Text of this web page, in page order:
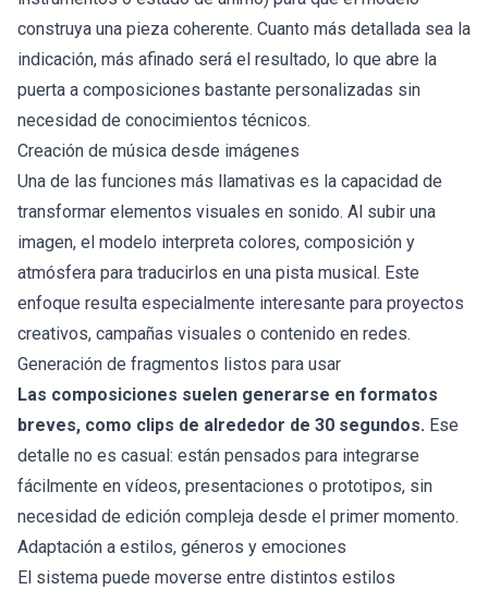
construya una pieza coherente. Cuanto más detallada sea la
indicación, más afinado será el resultado, lo que abre la
puerta a composiciones bastante personalizadas sin
necesidad de conocimientos técnicos.
Creación de música desde imágenes
Una de las funciones más llamativas es la capacidad de
transformar elementos visuales en sonido. Al subir una
imagen, el modelo interpreta colores, composición y
atmósfera para traducirlos en una pista musical. Este
enfoque resulta especialmente interesante para proyectos
creativos, campañas visuales o contenido en redes.
Generación de fragmentos listos para usar
Las composiciones suelen generarse en formatos
breves, como clips de alrededor de 30 segundos. Ese
detalle no es casual: están pensados para integrarse
fácilmente en vídeos, presentaciones o prototipos, sin
necesidad de edición compleja desde el primer momento.
Adaptación a estilos, géneros y emociones
El sistema puede moverse entre distintos estilos